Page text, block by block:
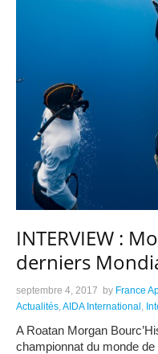
INTERVIEW :
derniers
septembre 4, 2017 by France
Actualités AIDA International
A Roatan Morgan
championnat du monde